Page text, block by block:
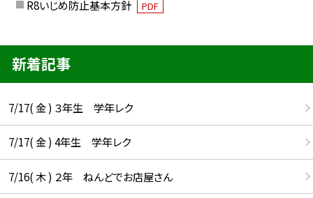
R8いじめ防止基本方針 PDF
新着記事
7/17( 金 ) ３年生 学年レク
7/17( 金 ) 4年生 学年レク
7/16( 木 ) ２年 ねんどでお店屋さん